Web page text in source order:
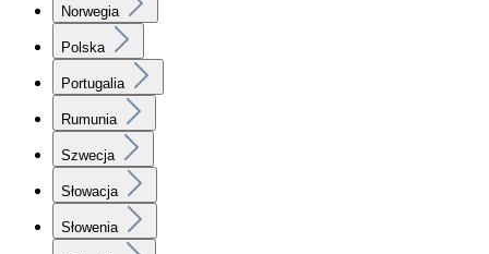
Norwegia
Polska
Portugalia
Rumunia
Szwecja
Słowacja
Słowenia